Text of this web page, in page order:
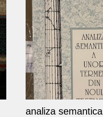
analiza semantica